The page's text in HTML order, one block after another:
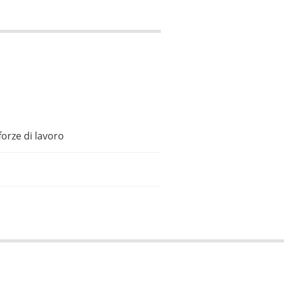
di lavoro